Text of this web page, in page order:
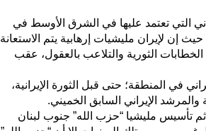
التي تعتمد عليها في الشرق الأوسط في
إن لإيران مليشيات إرهابية يتم الاستعانة
الثورية والتلاعب بالعقول، عقب
في المنطقة؛ حتى قبل الثورة الإيرانية،
الإيراني السابق الخميني.
تأسيس مليشيا “حزب الله” جنوب لبنان